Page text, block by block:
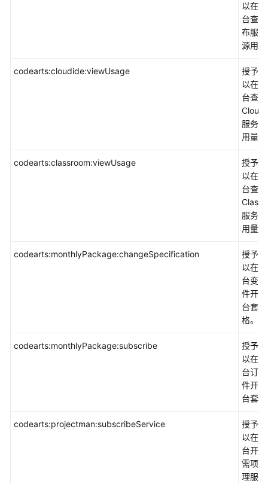
监
生
务
以在
台查
布服
源用
codearts:cloudide:viewUsage
授予
以在
台查询
服务
用量。
codearts:classroom:viewUsage
授予
以在
台查询
服务
用量。
codearts:monthlyPackage:changeSpecification
授予
以在
台变
件开
台套
格。
codearts:monthlyPackage:subscribe
授予
以在
台订
件开
台套
codearts:projectman:subscribeService
授予
以在
台开
需项
理服